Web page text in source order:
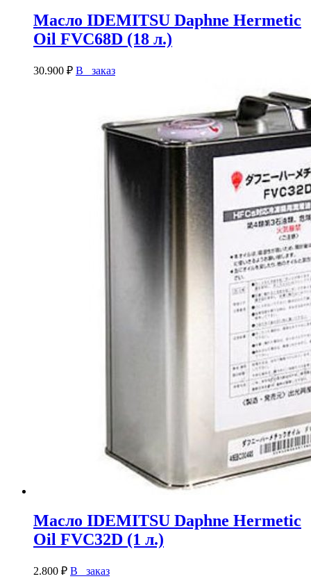
Масло IDEMITSU Daphne Hermetic
Oil FVC68D (18 л.)
30.900 ₽ В заказ
Масло IDEMITSU Daphne Hermetic
Oil FVC32D (1 л.)
2.800 ₽ В заказ